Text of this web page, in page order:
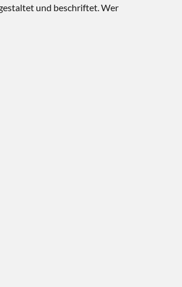
und beschriftet. Wer